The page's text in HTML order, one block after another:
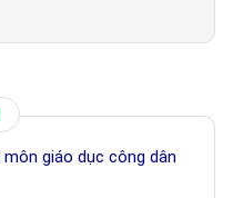
giáo dục công dân